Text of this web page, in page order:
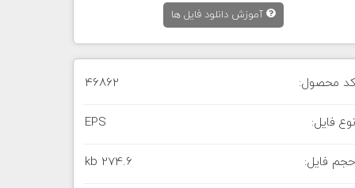
آموزش دانلود فایل ها
کد محصول: 46862
نوع فایل: EPS
حجم فایل: 274.6 kb